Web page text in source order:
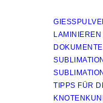
DOKUMENTE
TIPPS FÜR